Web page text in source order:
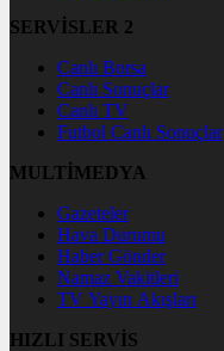
SERVİSLER 2
Canlı Borsa
Canlı Sonuçlar
Canlı TV
Futbol Canlı Sonuçlar
MULTİMEDYA
Gazeteler
Hava Durumu
Haber Gönder
Namaz Vakitleri
TV Yayın Akışları
HIZLI SERVİS